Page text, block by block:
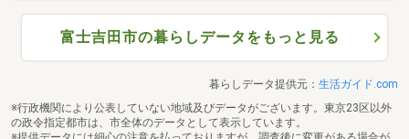
富士吉田市の暮らしデータをもっと見る
暮らしデータ提供元： 生活ガイド.com
※行政機関により公表していない地域及びデータがございます。東京23区以外
の政令指定都市は、市全体のデータとして表示しています。